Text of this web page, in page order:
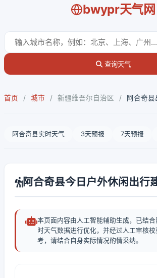
bwypr天气网
查询天气
首页 / 城市 / 新疆维吾尔自治区 / 阿合奇
阿合奇县实时天气 3天预报 7天预报
阿合奇县今日户外休闲出行
本页面内容由人工智能辅助生成，已结
时天气数据进行优化，并经过人工审核
考，请结合自身实际情况酌情采纳。